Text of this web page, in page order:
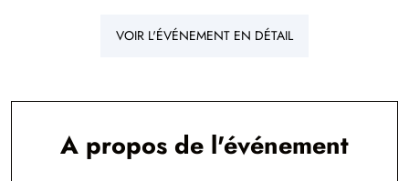
VOIR L'ÉVÉNEMENT EN DÉTAIL
A propos de l'événement